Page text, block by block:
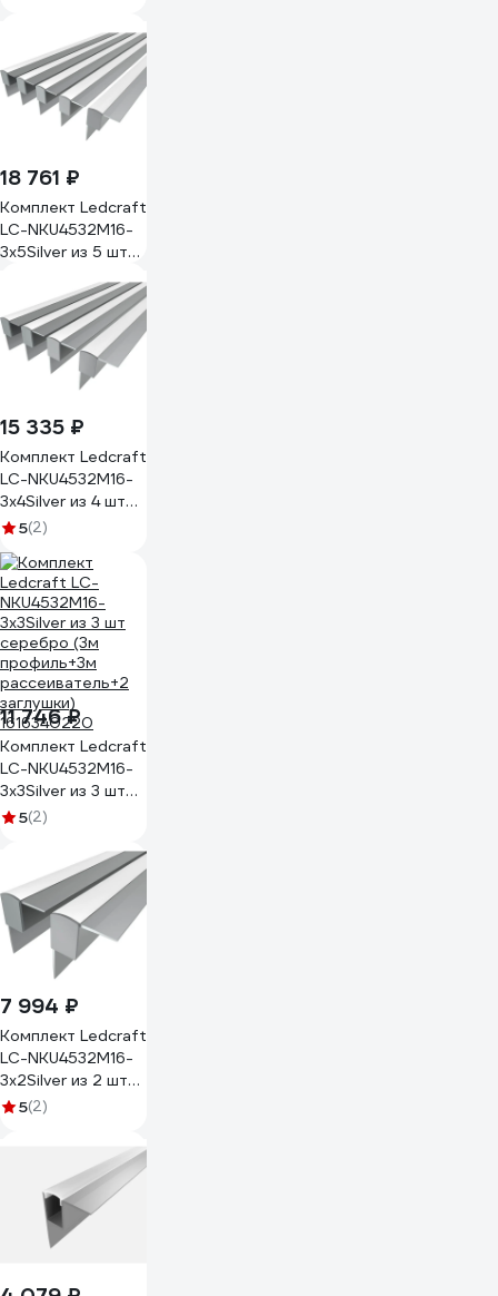
LEDCRAFT LC-
LPU1616M20-3
1627000007
18 761 ₽
Комплект Ledcraft
LC-NKU4532M16-
3x5Silver из 5 шт
профиль+3м
рассеиватель+2
заглушки)
1616340536
15 335 ₽
Комплект Ledcraft
LC-NKU4532M16-
3x4Silver из 4 шт
серебро (3м
рассеиватель+2
заглушки)
1616340378
5(2)
11 746 ₽
Комплект Ledcraft
LC-NKU4532M16-
3x3Silver из 3 шт
серебро (3м
рассеиватель+2
заглушки)
1616340220
5(2)
7 994 ₽
Комплект Ledcraft
LC-NKU4532M16-
3x2Silver из 2 шт
серебро (3м
рассеиватель+2
1616340062
5(2)